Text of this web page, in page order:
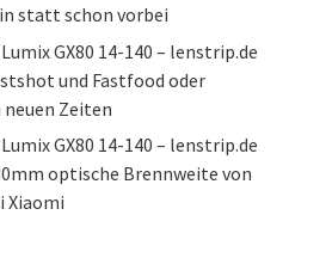
statt schon vorbei
GX80 14-140 – lenstrip.de
und Fastfood oder
Zeiten
GX80 14-140 – lenstrip.de
optische Brennweite von
Xiaomi